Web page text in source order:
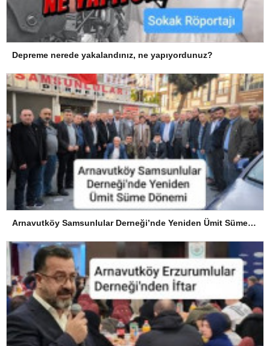
Depreme nerede yakalandınız, ne yapıyordunuz?
Arnavutköy Samsunlular Derneği’nde Yeniden Ümit Süme Dönemi